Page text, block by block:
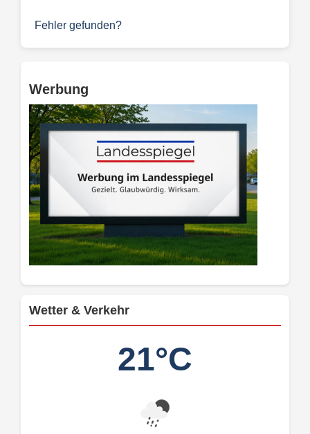
Fehler gefunden?
Werbung
Wetter & Verkehr
21°C